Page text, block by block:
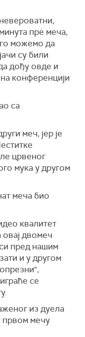
пре меча,
можемо да
су били
дођу овде и
конференцији
са
меч, јер је
црвеног
мука у другом
меча био
квалитет
двомеч
пред нашим
и у другом
се
из дуела
првом мечу